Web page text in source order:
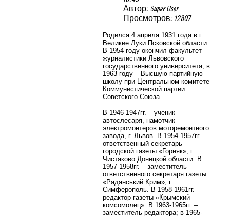
Автор: Super User
Просмотров: 12807
Родился 4 апреля 1931 года в г.
Великие Луки Псковской области.
В 1954 году окончил факультет
журналистики Львовского
государственного университета; в
1963 году – Высшую партийную
школу при Центральном комитете
Коммунистической партии
Советского Союза.
В 1946-1947гг. – ученик
автослесаря, намотчик
электромонтеров моторемонтного
завода, г. Львов. В 1954-1957гг. –
ответственный секретарь
городской газеты «Горняк», г.
Чистяково Донецкой области. В
1957-1958гг. – заместитель
ответственного секретаря газеты
«Радянський Крим», г.
Симферополь. В 1958-1961гг. –
редактор газеты «Крымский
комсомолец». В 1963-1965гг. –
заместитель редактора; в 1965-